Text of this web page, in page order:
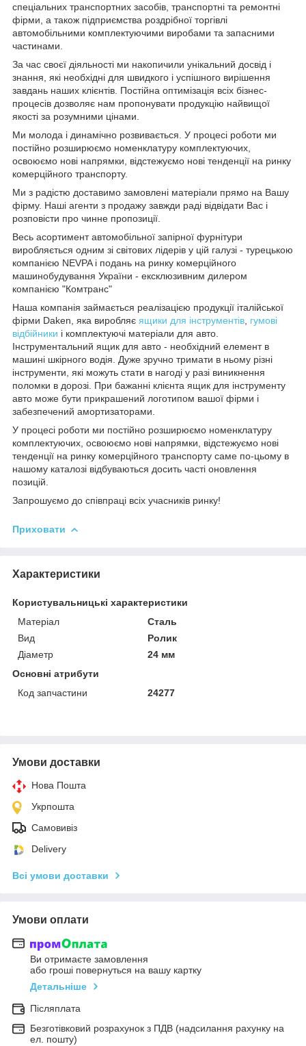
спеціальних транспортних засобів, транспортні та ремонтні
фірми, а також підприємства роздрібної торгівлі
автомобільними комплектуючими виробами та запасними
частинами.
За час своєї діяльності ми накопичили унікальний досвід і
знання, які необхідні для швидкого і успішного вирішення
завдань наших клієнтів. Постійна оптимізація всіх бізнес-
процесів дозволяє нам пропонувати продукцію найвищої
якості за розумними цінами.
Ми молода і динамічно розвивається. У процесі роботи ми
постійно розширюємо номенклатуру комплектуючих,
освоюємо нові напрямки, відстежуємо нові тенденції на ринку
комерційного транспорту.
Ми з радістю доставимо замовлені матеріали прямо на Вашу
фірму. Наші агенти з продажу завжди раді відвідати Вас і
розповісти про чинне пропозиції.
Весь асортимент автомобільної запірної фурнітури
виробляється одним зі світових лідерів у цій галузі - турецькою
компанією NEVPA і подань на ринку комерційного
машинобудування України - ексклюзивним дилером
компанією "Комтранс"
Наша компанія займається реалізацією продукції італійської
фірми Daken, яка виробляє ящики для інструментів гумові
відбійники і комплектуючі матеріали для авто.
Інструментальний ящик для авто - необхідний елемент в
машині шкірного водія. Дуже зручно тримати в ньому різні
інструменти, які можуть стати в нагоді у разі виникнення
поломки в дорозі. При бажанні клієнта ящик для інструменту
авто може бути прикрашений логотипом вашої фірми і
забезпечений амортизаторами.
У процесі роботи ми постійно розширюємо номенклатуру
комплектуючих, освоюємо нові напрямки, відстежуємо нові
тенденції на ринку комерційного транспорту саме по-цьому в
нашому каталозі відбуваються досить часті оновлення
позицій.
Запрошуємо до співпраці всіх учасників ринку!
Приховати
Характеристики
Користувальницькі характеристики
Матеріал
Сталь
Вид
Ролик
Діаметр
24 мм
Основні атрибути
Код запчастини
24277
Умови доставки
Нова Пошта
Укрпошта
Самовивіз
Delivery
Всі умови доставки
Умови оплати
Ви отримаєте замовлення
або гроші повернуться на вашу картку
Детальніше
Післяплата
Безготівковий розрахунок з ПДВ (надсилання рахунку на
ел. пошту)